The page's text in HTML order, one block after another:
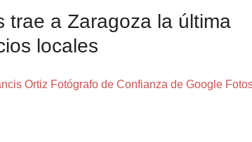
trae a Zaragoza la última
locales
Ortiz Fotógrafo de Confianza de Google